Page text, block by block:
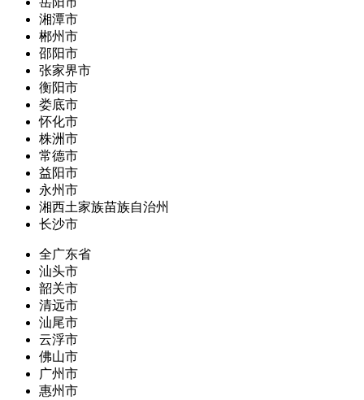
湘潭市
郴州市
邵阳市
张家界市
衡阳市
娄底市
怀化市
株洲市
常德市
益阳市
永州市
湘西土家族苗族自治州
长沙市
全广东省
汕头市
韶关市
清远市
汕尾市
云浮市
佛山市
广州市
惠州市